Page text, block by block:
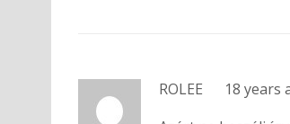
ROLEE
18 years